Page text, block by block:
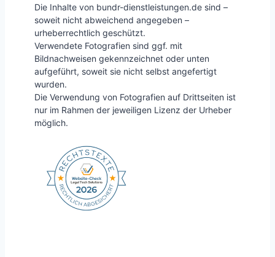
Die Inhalte von bundr-dienstleistungen.de sind –
soweit nicht abweichend angegeben –
urheberrechtlich geschützt.
Verwendete Fotografien sind ggf. mit
Bildnachweisen gekennzeichnet oder unten
aufgeführt, soweit sie nicht selbst angefertigt
wurden.
Die Verwendung von Fotografien auf Drittseiten ist
nur im Rahmen der jeweiligen Lizenz der Urheber
möglich.